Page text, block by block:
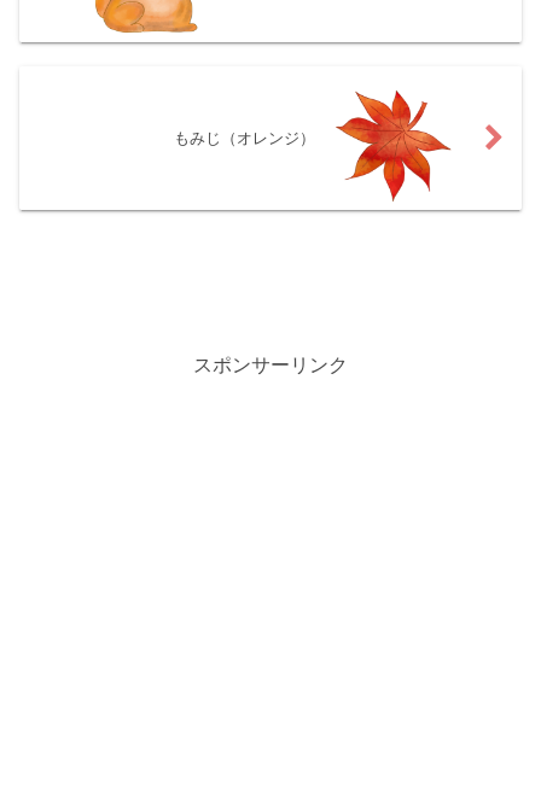
もみじ（オレンジ）
スポンサーリンク